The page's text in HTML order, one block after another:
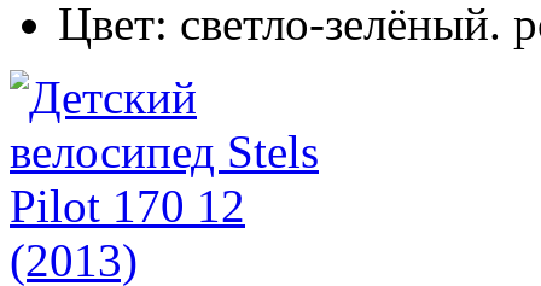
Цвет: светло-зелёный.